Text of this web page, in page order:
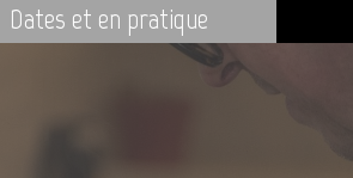
Dates et en pratique